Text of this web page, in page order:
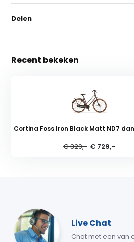
Delen
Recent bekeken
Cortina Foss Iron Black Matt ND7
€ 829,- € 729,-
Live Chat
Chat met een van